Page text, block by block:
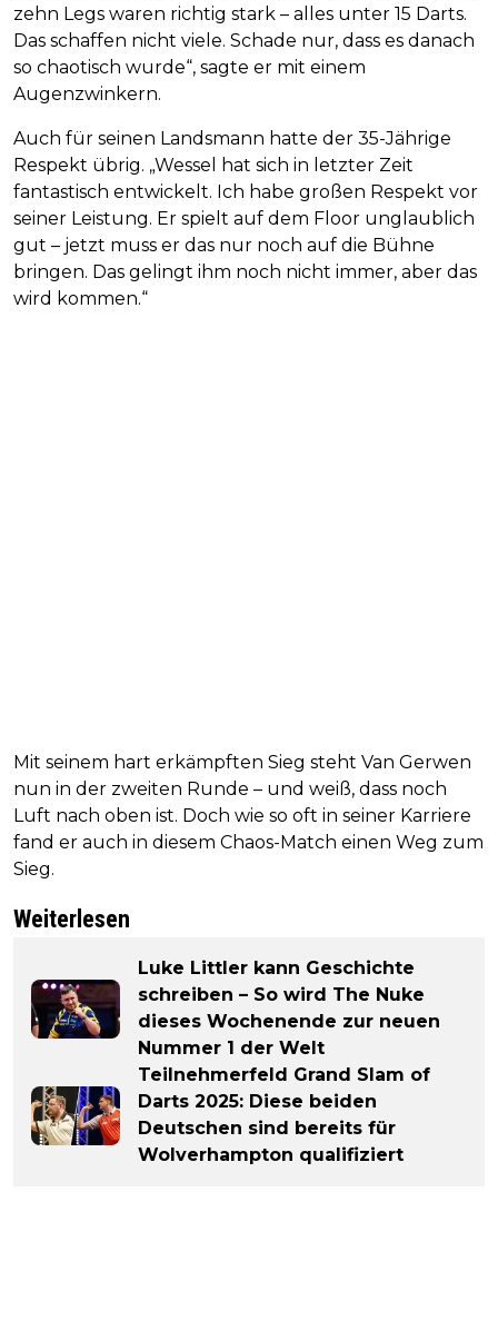
zehn Legs waren richtig stark – alles unter 15 Darts.
Das schaffen nicht viele. Schade nur, dass es danach
so chaotisch wurde“, sagte er mit einem
Augenzwinkern.
Auch für seinen Landsmann hatte der 35-Jährige
Respekt übrig. „Wessel hat sich in letzter Zeit
fantastisch entwickelt. Ich habe großen Respekt vor
seiner Leistung. Er spielt auf dem Floor unglaublich
gut – jetzt muss er das nur noch auf die Bühne
bringen. Das gelingt ihm noch nicht immer, aber das
wird kommen.“
Mit seinem hart erkämpften Sieg steht Van Gerwen
nun in der zweiten Runde – und weiß, dass noch
Luft nach oben ist. Doch wie so oft in seiner Karriere
fand er auch in diesem Chaos-Match einen Weg zum
Sieg.
Weiterlesen
Luke Littler kann Geschichte
schreiben – So wird The Nuke
dieses Wochenende zur neuen
Nummer 1 der Welt
Teilnehmerfeld Grand Slam of
Darts 2025: Diese beiden
Deutschen sind bereits für
Wolverhampton qualifiziert